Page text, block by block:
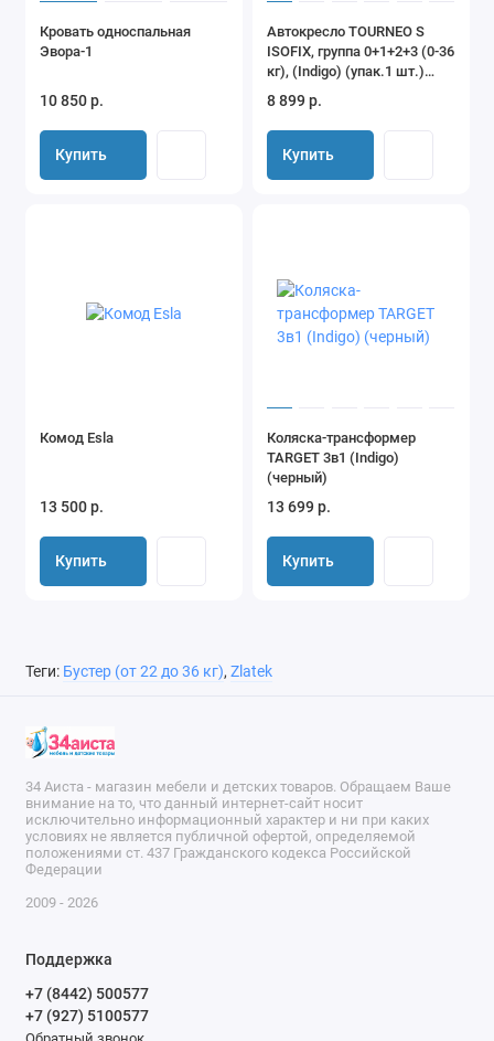
Кровать односпальная
Эвора-1
10 850 р.
Купить
Автокресло TOURNEO S
ISOFIX, группа 0+1+2+3 (0-36
кг), (Indigo) (упак.1 шт.)
8 899 р.
Купить
Комод Esla
13 500 р.
Купить
Коляска-трансформер
TARGET 3в1 (Indigo)
(черный)
13 699 р.
Купить
Теги: Бустер (от 22 до 36 кг), Zlatek
34 Аиста - магазин мебели и детских товаров. Обращаем Ваше
внимание на то, что данный интернет-сайт носит
исключительно информационный характер и ни при каких
условиях не является публичной офертой, определяемой
положениями ст. 437 Гражданского кодекса Российской
Федерации
2009 - 2026
Поддержка
+7 (8442) 500577
+7 (927) 5100577